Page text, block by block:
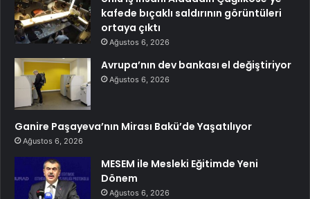
kafede bıçaklı saldırının görüntüleri
ortaya çıktı
Ağustos 6, 2026
Avrupa’nın dev bankası el değiştiriyor
Ağustos 6, 2026
Ganire Paşayeva’nın Mirası Bakü’de Yaşatılıyor
Ağustos 6, 2026
MESEM ile Mesleki Eğitimde Yeni
Dönem
Ağustos 6, 2026